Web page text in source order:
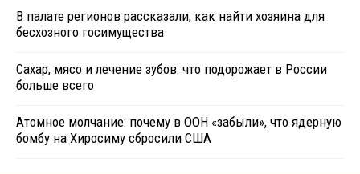
В палате регионов рассказали, как найти хозяина для
бесхозного госимущества
Сахар, мясо и лечение зубов: что подорожает в России
больше всего
Атомное молчание: почему в ООН «забыли», что ядерную
бомбу на Хиросиму сбросили США